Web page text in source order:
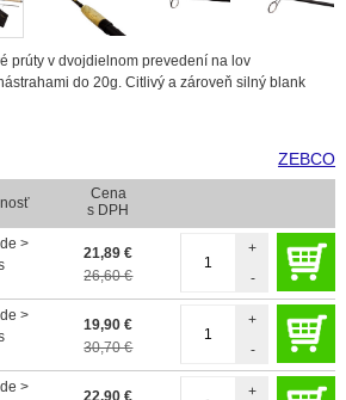
prúty v dvojdielnom prevedení na lov
do 20g. Citlivý a zároveň silný blank
ZEBCO
Cena
s DPH
>
21,89 €
26,60 €
-
+
>
19,90 €
30,70 €
-
+
>
22,90 €
+